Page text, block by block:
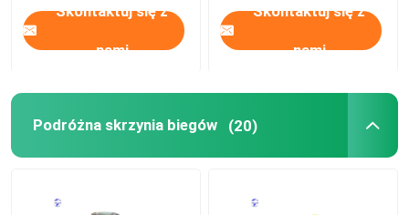
Skontaktuj się z
nami
Skontaktuj się z
nami
Podróżna skrzynia biegów (20)